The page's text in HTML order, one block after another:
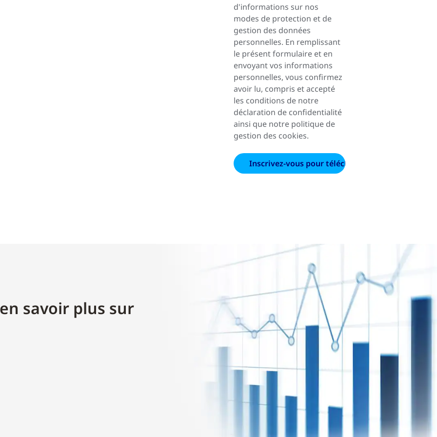
d'informations sur nos
modes de protection et de
gestion des données
personnelles. En remplissant
le présent formulaire et en
envoyant vos informations
personnelles, vous confirmez
avoir lu, compris et accepté
les conditions de notre
déclaration de confidentialité
ainsi que notre politique de
gestion des cookies.
savoir plus sur